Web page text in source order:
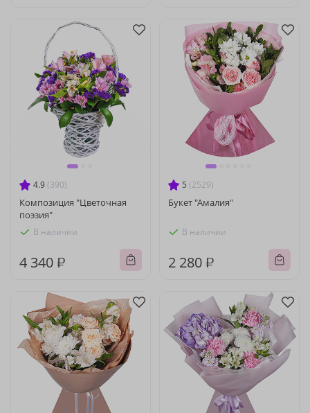
4.9 (390)
Композиция "Цветочная
поэзия"
В наличии
4 340 ₽
5 (2529)
Букет "Амалия"
В наличии
2 280 ₽